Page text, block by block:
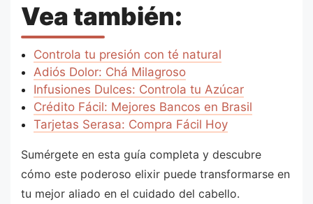
Vea también:
Controla tu presión con té natural
Adiós Dolor: Chá Milagroso
Infusiones Dulces: Controla tu Azúcar
Crédito Fácil: Mejores Bancos en Brasil
Tarjetas Serasa: Compra Fácil Hoy
Sumérgete en esta guía completa y descubre
cómo este poderoso elixir puede transformarse en
tu mejor aliado en el cuidado del cabello.